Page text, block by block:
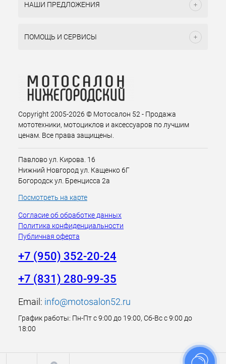
НАШИ ПРЕДЛОЖЕНИЯ
ПОМОЩЬ И СЕРВИСЫ
Copyright 2005-2026 © Мотосалон 52 - Продажа
мототехники, мотоциклов и аксессуаров по лучшим
ценам. Все права защищены.
Павлово ул. Кирова. 16
Нижний Новгород ул. Кащенко 6Г
Богородск ул. Бренцисса 2а
Посмотреть на карте
Согласие об обработке данных
Политика конфиденциальности
Публичная оферта
+7 (950) 352-20-24
+7 (831) 280-99-35
Email: info@motosalon52.ru
График работы: Пн-Пт с 9:00 до 19:00, Сб-Вс с 9:00 до
18:00